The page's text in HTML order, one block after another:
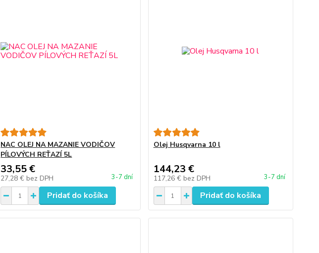
NAC OLEJ NA MAZANIE VODIČOV
PÍLOVÝCH REŤAZÍ 5L
33,55 €
27,28 € bez DPH 3-7 dní
Pridať do košíka
Olej Husqvarna 10 l
144,23 €
117,26 € bez DPH 3-7 dní
Pridať do košíka